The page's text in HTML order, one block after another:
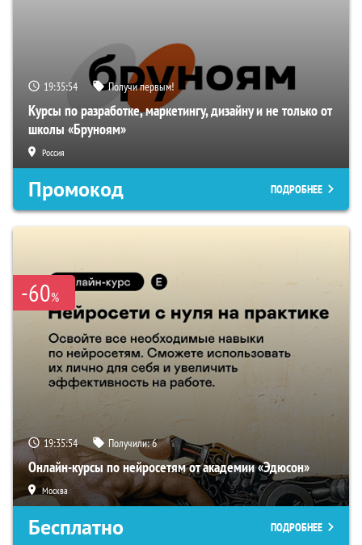
19:35:54 Получи первым!
Курсы по разработке, маркетингу, дизайну и не только от
школы «Бруноям»
Россия
Промокод ПОДРОБНЕЕ
-60%
19:35:54 Получили:6
Онлайн-курсы по нейросетям от академии «Эдюсон»
Москва
Бесплатно ПОДРОБНЕЕ